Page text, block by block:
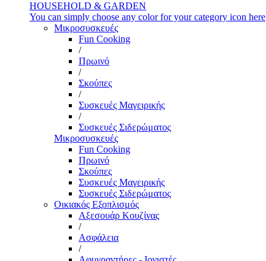
HOUSEHOLD & GARDEN
You can simply choose any color for your category icon here
Μικροσυσκευές
Fun Cooking
/
Πρωινό
/
Σκούπες
/
Συσκευές Μαγειρικής
/
Συσκευές Σιδερώματος
Μικροσυσκευές
Fun Cooking
Πρωινό
Σκούπες
Συσκευές Μαγειρικής
Συσκευές Σιδερώματος
Οικιακός Εξοπλισμός
Αξεσουάρ Κουζίνας
/
Ασφάλεια
/